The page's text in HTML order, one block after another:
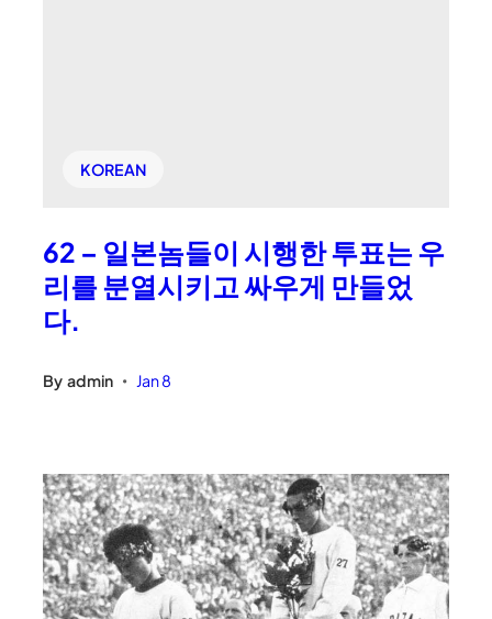
KOREAN
62 – 일본놈들이 시행한 투표는 우
리를 분열시키고 싸우게 만들었
다.
By admin • Jan 8